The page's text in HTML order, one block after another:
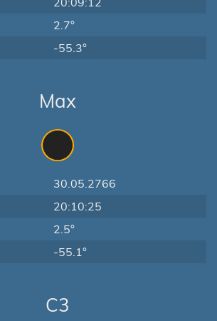
2.7°
-55.3°
Max
30.05.2766
20:10:25
2.5°
-55.1°
C3